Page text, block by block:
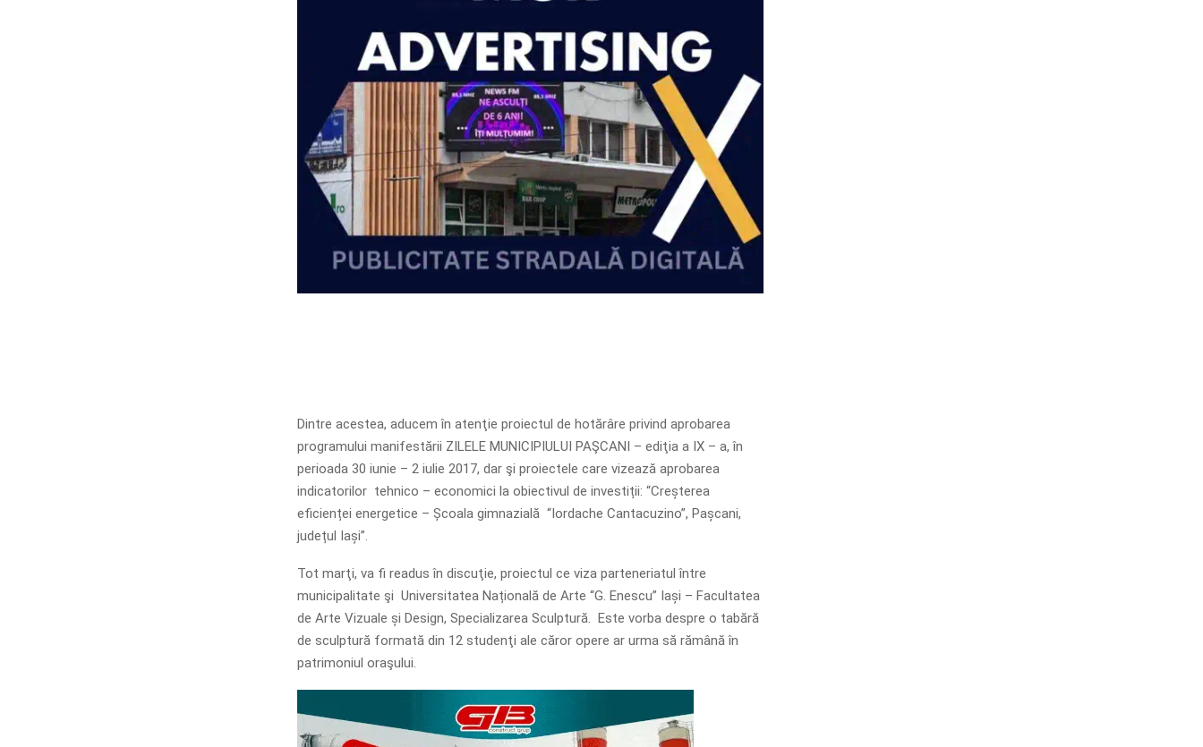
Dintre acestea, aducem în atenţie proiectul de hotărâre privind aprobarea
programului manifestării ZILELE MUNICIPIULUI PAŞCANI – ediţia a IX – a, în
perioada 30 iunie – 2 iulie 2017, dar şi proiectele care vizează aprobarea
indicatorilor tehnico – economici la obiectivul de investiții: “Creșterea
eficienței energetice – Școala gimnazială “Iordache Cantacuzino”, Pașcani,
județul Iași”.
Tot marţi, va fi readus în discuţie, proiectul ce viza parteneriatul între
municipalitate şi Universitatea Națională de Arte “G. Enescu” Iași – Facultatea
de Arte Vizuale și Design, Specializarea Sculptură. Este vorba despre o tabără
de sculptură formată din 12 studenţi ale căror opere ar urma să rămână în
patrimoniul oraşului.